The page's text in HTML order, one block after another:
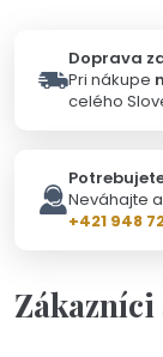
Doprava
Pri nákupe
celého
Neváhajte
+421 948